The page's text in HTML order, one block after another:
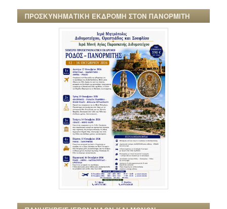
ΠΡΟΣΚΥΝΗΜΑΤΙΚΗ ΕΚΔΡΟΜΗ ΣΤΟΝ ΠΑΝΟΡΜΙΤΗ